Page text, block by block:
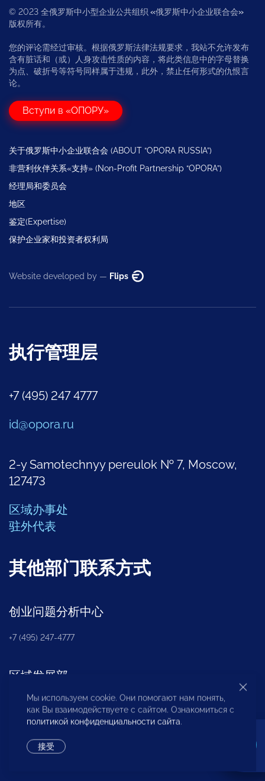
© 2023 全俄罗斯中小型企业公共组织 «俄罗斯中小企业联合会»
版权所有。
您的评论需经过审核。根据俄罗斯法律法规要求，我站不允许发布
含有脏话和（或）人身攻击性质的内容，将此类信息中的字母替换
为点、破折号等符号同样属于违规，此外，禁止任何形式的仇恨言
论。
Вступи в «ОПОРУ»
关于俄罗斯中小企业联合会 (ABOUT “OPORA RUSSIA”)
非营利伙伴关系«支持» (Non-Profit Partnership “OPORA”)
经理局和委员会
地区
鉴定(Expertise)
保护企业家和投资者权利局
Website developed by — Flips
执行管理层
+7 (495) 247 4777
id@opora.ru
2-y Samotechnyy pereulok № 7, Moscow,
127473
区域办事处
驻外代表
其他部门联系方式
创业问题分析中心
+7 (495) 247-4777
区域发展部
+7 (495) 247-4777 (доб. 116, 117, 132)
非营利性合伙机构
Мы используем cookie. Они помогают нам понять,
как Вы взаимодействуете с сайтом. Ознакомиться с
политикой конфиденциальности сайта.
接受